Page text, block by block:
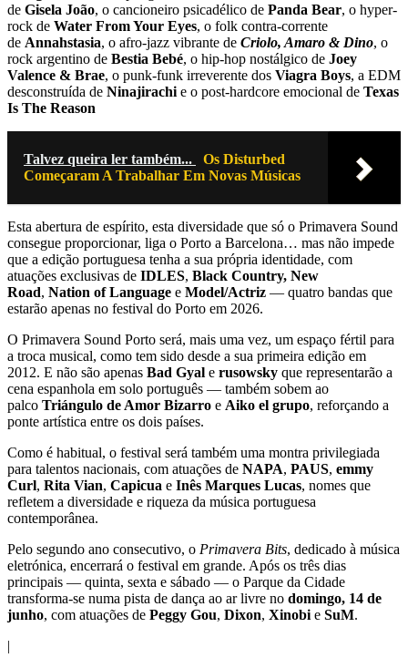
de Gisela João, o cancioneiro psicadélico de Panda Bear, o hyper-
rock de Water From Your Eyes, o folk contra-corrente
de Annahstasia, o afro-jazz vibrante de Criolo, Amaro & Dino, o
rock argentino de Bestia Bebé, o hip-hop nostálgico de Joey
Valence & Brae, o punk-funk irreverente dos Viagra Boys, a EDM
desconstruída de Ninajirachi e o post-hardcore emocional de Texas
Is The Reason
Talvez queira ler também...
Os Disturbed
Começaram A Trabalhar Em Novas Músicas
Esta abertura de espírito, esta diversidade que só o Primavera Sound
consegue proporcionar, liga o Porto a Barcelona… mas não impede
que a edição portuguesa tenha a sua própria identidade, com
atuações exclusivas de IDLES, Black Country, New
Road, Nation of Language e Model/Actriz — quatro bandas que
estarão apenas no festival do Porto em 2026.
O Primavera Sound Porto será, mais uma vez, um espaço fértil para
a troca musical, como tem sido desde a sua primeira edição em
2012. E não são apenas Bad Gyal e rusowsky que representarão a
cena espanhola em solo português — também sobem ao
palco Triángulo de Amor Bizarro e Aiko el grupo, reforçando a
ponte artística entre os dois países.
Como é habitual, o festival será também uma montra privilegiada
para talentos nacionais, com atuações de NAPA, PAUS, emmy
Curl, Rita Vian, Capicua e Inês Marques Lucas, nomes que
refletem a diversidade e riqueza da música portuguesa
contemporânea.
Pelo segundo ano consecutivo, o Primavera Bits, dedicado à música
eletrónica, encerrará o festival em grande. Após os três dias
principais — quinta, sexta e sábado — o Parque da Cidade
transforma-se numa pista de dança ao ar livre no domingo, 14 de
junho, com atuações de Peggy Gou, Dixon, Xinobi e SuM.
|